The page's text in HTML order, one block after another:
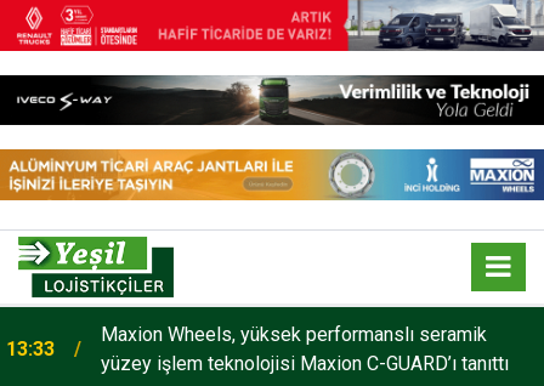
13:33
Maxion Wheels, yüksek performanslı seramik
yüzey işlem teknolojisi Maxion C-GUARD’ı tanıttı